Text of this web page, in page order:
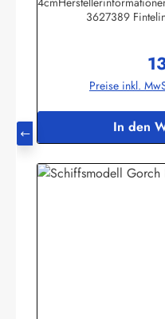
3627389
Preise inkl.
In den